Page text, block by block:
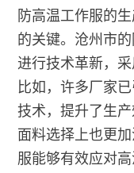
防高温工作服的
的关键。沧州市
进行技术革新，
比如，许多厂家
技术，提升了生
面料选择上也更
服能够有效应对